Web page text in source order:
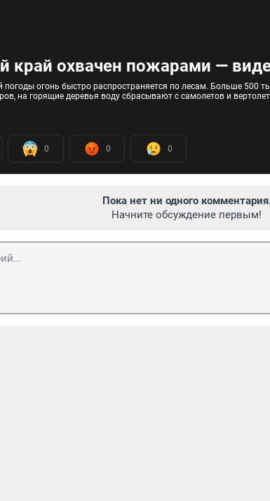
край охвачен пожарами —
погоды огонь быстро распространяется по лесам. Больше 500
на горящие деревья воду сбрасывают с самолетов и
0 0 0
Пока нет ни одного
Начните обсуждение первым!